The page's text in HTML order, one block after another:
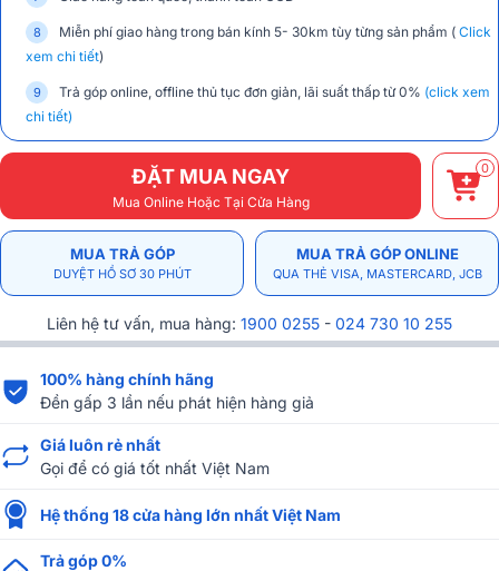
Miễn phí giao hàng trong bán kính 5- 30km tùy từng sản phẩm ( Click
xem chi tiết)
Trả góp online, offline thủ tục đơn giản, lãi suất thấp từ 0% (click xem
chi tiết)
ĐẶT MUA NGAY
Mua Online Hoặc Tại Cửa Hàng
0
MUA TRẢ GÓP
DUYỆT HỒ SƠ 30 PHÚT
MUA TRẢ GÓP ONLINE
QUA THẺ VISA, MASTERCARD, JCB
Liên hệ tư vấn, mua hàng: 1900 0255 - 024 730 10 255
100% hàng chính hãng
Đền gấp 3 lần nếu phát hiện hàng giả
Giá luôn rẻ nhất
Gọi để có giá tốt nhất Việt Nam
Hệ thống 18 cửa hàng lớn nhất Việt Nam
Trả góp 0%